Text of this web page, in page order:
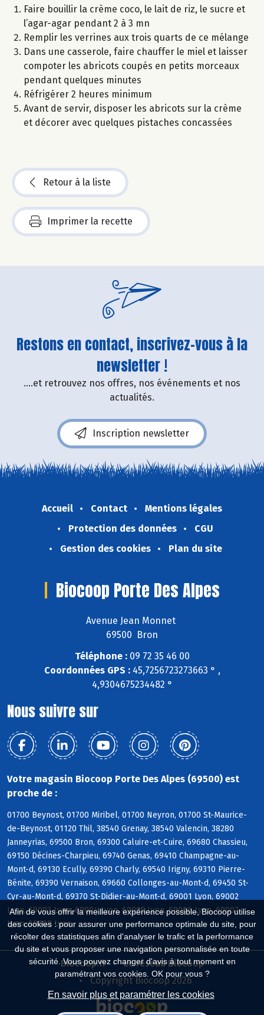
Afin de vous offrir la meilleure expérience possible, Biocoop utilise
des cookies : pour assurer une performance optimale du site, pour
récolter des statistiques afin d'analyser le trafic et la performance
du site et vous proposer une navigation personnalisée en toute
sécurité. Vous pouvez changer d'avis à tout moment en
paramétrant vos cookies. OK pour vous ?
En savoir plus et paramétrer les cookies
Faire bouillir la crème coco, le lait de riz, le sucre et
l’agar-agar pendant 2 à 3 mn
Remplir les verrines aux trois quarts de ce mélange
Dans une casserole, faire chauffer le miel et laisser
compoter les abricots coupés en petits morceaux
pendant quelques minutes
Réfrigérer 2 heures minimum
Avant de servir, disposer les abricots sur la crème
et décorer avec quelques pistaches concassées
Retour à la liste
Imprimer la recette
Restons en contact, inscrivez-vous à la
newsletter !
....et retrouvez nos offres, nos événements et nos
actualités.
Inscription newsletter
Accueil Contact
Mentions légales
Protection des données
CGU
Gestion des cookies
Plan du site
Biocoop Porte Des Alpes
Avenue Jean Monnet
69500 Bron
Téléphone :09 72 35 46 00
Coordonnées GPS :45,7256723273663 ° ,
4,9304675234482 °
Nous suivre sur
Votre magasin Biocoop Porte Des Alpes (69500) est
proche de :
01700 Beynost, 01700 Miribel, 01700 Neyron, 01700 St-Maurice-
de-Beynost, 01120 Thil, 38540 Grenay, 38540 Valencin, 38280
Janneyrias, 69500 Bron, 69300 Caluire-et-Cuire, 69680 Chassieu,
69150 Décines-Charpieu, 69740 Genas, 69410 Champagne-au-
Mont-d, 69130 Ecully, 69390 Charly, 69540 Irigny, 69310 Pierre-
Bénite, 69390 Vernaison, 69660 Collonges-au-Mont-d, 69450 St-
Cyr-au-Mont-d, 69370 St-Didier-au-Mont-d, 69001 Lyon, 69002
Lyon, 69003 Lyon, 69004 Lyon, 69005 Lyon, 69006 Lyon, 69007
Lyon, 69008 Lyon
Biocoop.fr
Le réseau Biocoop
Copyright Biocoop 2026